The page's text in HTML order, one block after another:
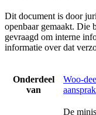
Dit document is door
openbaar gemaakt. Die
gevraagd om interne
informatie over dat
Onderdeel
van
Woo-
De